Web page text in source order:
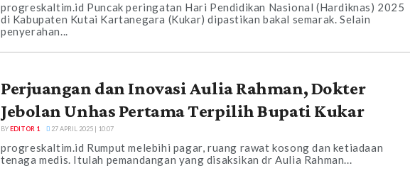
progreskaltim.id Puncak peringatan Hari Pendidikan Nasional (Hardiknas) 2025
di Kabupaten Kutai Kartanegara (Kukar) dipastikan bakal semarak. Selain
penyerahan...
Perjuangan dan Inovasi Aulia Rahman, Dokter
Jebolan Unhas Pertama Terpilih Bupati Kukar
BYEDITOR 1 27 APRIL 2025 | 10:07
progreskaltim.id Rumput melebihi pagar, ruang rawat kosong dan ketiadaan
tenaga medis. Itulah pemandangan yang disaksikan dr Aulia Rahman...